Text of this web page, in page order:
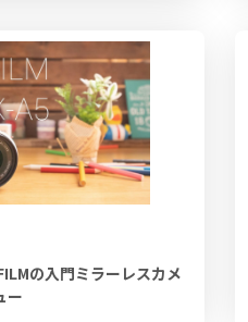
の入門ミラーレスカメ
ー